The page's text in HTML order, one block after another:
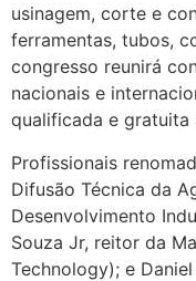
usinagem, corte e
ferramentas, tubos,
congresso reunirá
nacionais e
qualificada e gratuita
Profissionais
Difusão Técnica da
Desenvolvimento
Souza Jr, reitor da
Technology); e